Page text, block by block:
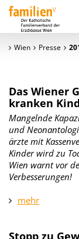
Wien Presse
Das Wiener
kranken
Mangelnde
und
ärzte mit
Kinder wird zu
Wien warnt vor
Verbesserungen!
mehr
Stopp zu